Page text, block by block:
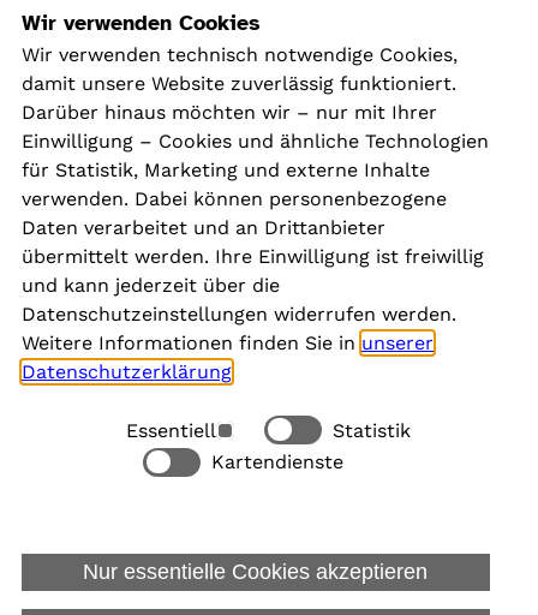
Navigation
Kontakt
Presse
Aktuelles
Karriere
Newsletter
Social Media
Rechtliches
Allgemeine Datenschutzinformation
Datenschutzinformation für Bewerbungen
Wir verwenden Cookies
Wir verwenden technisch notwendige Cookies,
damit unsere Website zuverlässig funktioniert.
Darüber hinaus möchten wir – nur mit Ihrer
Einwilligung – Cookies und ähnliche Technologien
für Statistik, Marketing und externe Inhalte
verwenden. Dabei können personenbezogene
Daten verarbeitet und an Drittanbieter
übermittelt werden. Ihre Einwilligung ist freiwillig
und kann jederzeit über die
Datenschutzeinstellungen widerrufen werden.
Weitere Informationen finden Sie in unserer
Datenschutzerklärung
Essentiell
Statistik
Kartendienste
Nur essentielle Cookies akzeptieren